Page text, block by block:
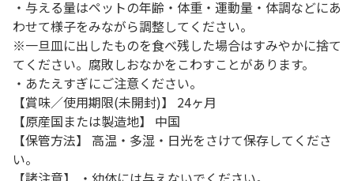
・与える量はペットの年齢・体重・運動量・体調などにあ
わせて様子をみながら調整してください。
※一旦皿に出したものを食べ残した場合はすみやかに捨て
てください。腐敗しおなかをこわすことがあります。
・あたえすぎにご注意ください。
【賞味／使用期限(未開封)】 24ヶ月
【原産国または製造地】 中国
【保管方法】 高温・多湿・日光をさけて保存してくださ
い。